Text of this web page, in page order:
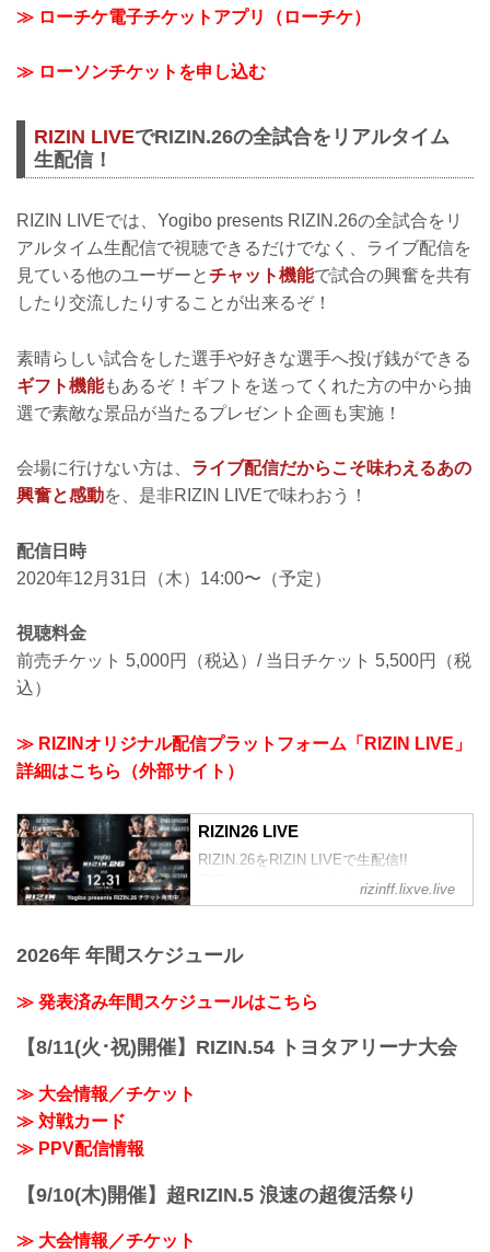
≫ ローチケ電子チケットアプリ（ローチケ）
≫ ローソンチケットを申し込む
RIZIN LIVEでRIZIN.26の全試合をリアルタイム
生配信！
RIZIN LIVEでは、Yogibo presents RIZIN.26の全試合をリ
アルタイム生配信で視聴できるだけでなく、ライブ配信を
見ている他のユーザーとチャット機能で試合の興奮を共有
したり交流したりすることが出来るぞ！
素晴らしい試合をした選手や好きな選手へ投げ銭ができる
ギフト機能もあるぞ！ギフトを送ってくれた方の中から抽
選で素敵な景品が当たるプレゼント企画も実施！
会場に行けない方は、 ライブ配信だからこそ味わえるあの
興奮と感動を、是非RIZIN LIVEで味わおう！
配信日時
2020年12月31日（木）14:00〜（予定）
視聴料金
前売チケット 5,000円（税込）/ 当日チケット 5,500円（税
込）
≫ RIZINオリジナル配信プラットフォーム「RIZIN LIVE」
詳細はこちら（外部サイト）
RIZIN26 LIVE
RIZIN.26をRIZIN LIVEで生配信!!
rizinff.lixve.live
2026年 年間スケジュール
≫ 発表済み年間スケジュールはこちら
【8/11(火･祝)開催】RIZIN.54 トヨタアリーナ大会
≫ 大会情報／チケット
≫ 対戦カード
≫ PPV配信情報
【9/10(木)開催】超RIZIN.5 浪速の超復活祭り
≫ 大会情報／チケット